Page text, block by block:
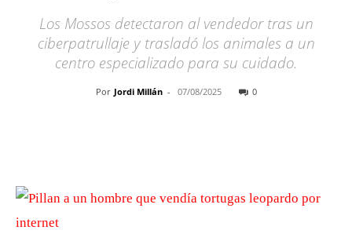
Los Mossos detectaron al vendedor tras un
ciberpatrullaje y trasladó los animales a un
centro especializado para su cuidado.
Por Jordi Millán - 07/08/2025 0